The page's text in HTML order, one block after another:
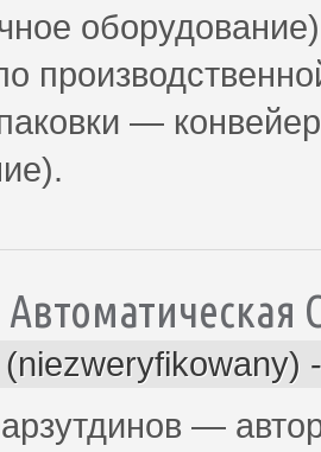
—
—